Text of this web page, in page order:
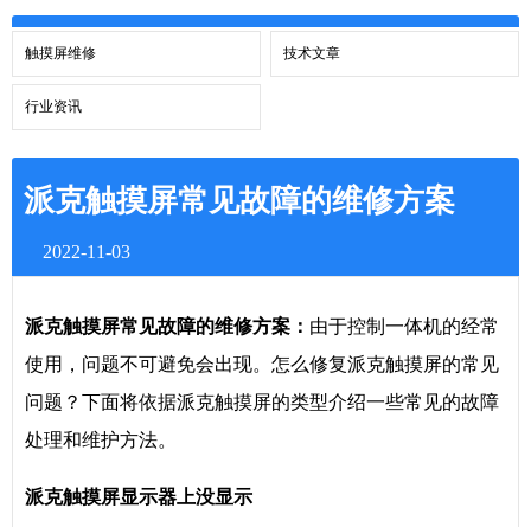
触摸屏维修 技术文章
行业资讯
派克触摸屏常见故障的维修方案
2022-11-03
派克触摸屏常见故障的维修方案： 由于控制一体机的经常
使用，问题不可避免会出现。怎么修复派克触摸屏的常见
问题？下面将依据派克触摸屏的类型介绍一些常见的故障
处理和维护方法。
派克触摸屏显示器上没显示